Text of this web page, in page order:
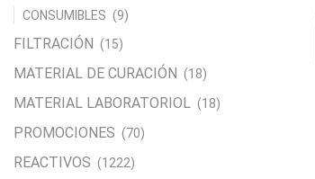
CONSUMIBLES (9)
FILTRACIÓN (15)
MATERIAL DE CURACIÓN (18)
MATERIAL LABORATORIOL (18)
PROMOCIONES (70)
REACTIVOS (1222)